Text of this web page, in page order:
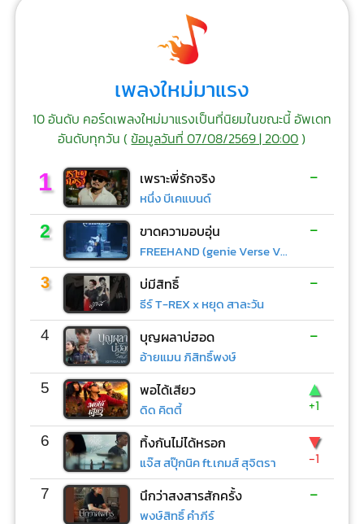
เพลงใหม่มาแรง
10 อันดับ คอร์ดเพลงใหม่มาแรงเป็นที่นิยมในขณะนี้ อัพเดท
อันดับทุกวัน (ข้อมูลวันที่ 07/08/2569 | 20:00)
1 เพราะพี่รักจริง
หนึ่ง บีเคแบนด์
-
2 ขาดความอบอุ่น
FREEHAND (genie Verse Vol.1)
-
3 บ่มีสิทธิ์
ธีร์ T-REX x หยุด สาละวัน
-
4 บุญผลาบ่ฮอด
อ้ายแมน ภิสิทธิ์พงษ์
-
5 พอได้เสียว
ดิด คิตตี้
▲
+1
6 ทิ้งกันไม่ได้หรอก
แจ๊ส สปุ๊กนิค ft.เกมส์ สุจิตรา
▼
-1
7 นึกว่าสงสารสักครั้ง
พงษ์สิทธิ์ คำภีร์
-